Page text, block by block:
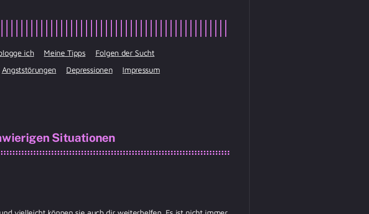
ich Meine Tipps
Folgen der Sucht
Angststörungen Depressionen Impressum
Situationen